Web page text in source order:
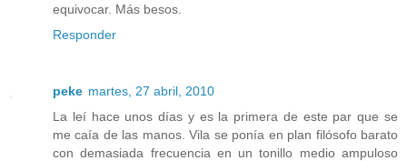
equivocar. Más besos.
Responder
peke martes, 27 abril, 2010
La leí hace unos días y es la primera de este par que se
me caía de las manos. Vila se ponía en plan filósofo barato
con demasiada frecuencia en un tonillo medio ampuloso